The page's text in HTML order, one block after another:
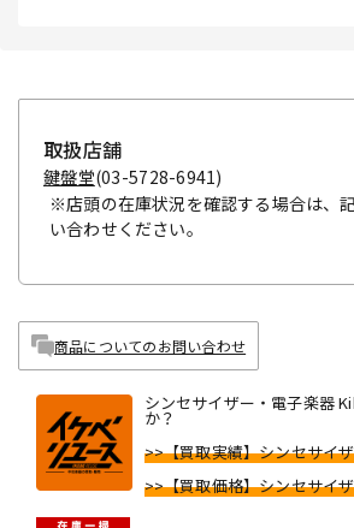
取扱店舗
鍵盤堂(03-5728-6941)
※店頭の在庫状況を確認する場合は、
い合わせください。
商品についてのお問い合わせ
シンセサイザー・電子楽器
か？
>>【買取実績】シンセサイ
>>【買取価格】シンセサイ